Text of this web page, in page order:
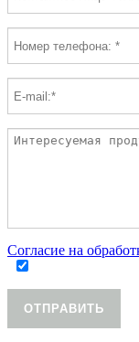
Согласие на
ОТПРАВИТЬ